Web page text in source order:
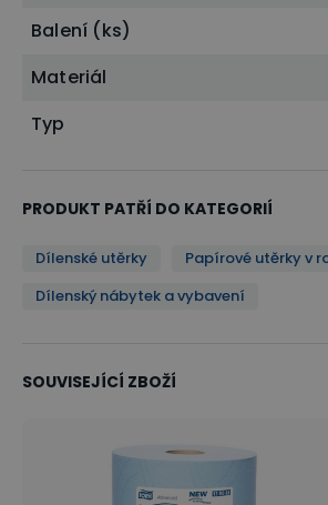
Balení (ks)
Materiál
Typ
PRODUKT PATŘÍ DO KATEGORIÍ
Dílenské utěrky
Papírové utěrky v
Dílenský nábytek a vybavení
SOUVISEJÍCÍ ZBOŽÍ